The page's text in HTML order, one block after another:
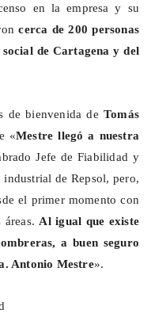
en la empresa y su
cerca de 200 personas
de Cartagena y del
de bienvenida de Tomás
«Mestre llegó a nuestra
Jefe de Fiabilidad y
de Repsol, pero,
el primer momento con
Al igual que existe
a buen seguro
Antonio Mestre».